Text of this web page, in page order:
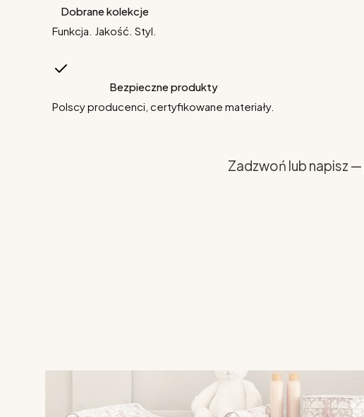
Dobrane kolekcje
Funkcja. Jakość. Styl.
Bezpieczne produkty
Polscy producenci, certyfikowane materiały.
Zadzwoń lub napisz